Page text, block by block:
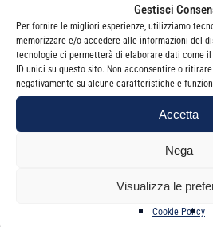
Gestisci
Per fornire le migliori esperienze, utilizziamo
memorizzare e/o accedere alle informazioni del
tecnologie ci permetterà di elaborare dati come
ID unici su questo sito. Non acconsentire o
negativamente su alcune caratteristiche e
Accetta
Nega
Visualizza le
Cookie Policy
Categorie